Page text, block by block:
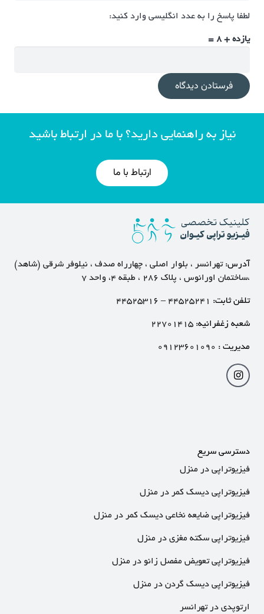
لطفا پاسخ را به عدد انگلیسی وارد کنید:
یازده + 8 =
فرستادن دیدگاه
نیاز به راهنمایی دارید؟ با ما در ارتباط باشید
ارتباط با ما
آدرس:تهرانسر ، بلوار اصلی ، چهارراه صدف ، نیلوفر شرقی (شاهد)
،ساختمان اورانوس ، پلاک ۲۸۶ ، طبقه ۴، واحد ۷
تلفن ثابت: ۴۴۵۲۵۲۴۱ – ۴۴۵۲۵۳۱۶
شعبه زغفرانیه: ۲۲۷۰۱۴۱۵
مدیریت : ۰۹۱۲۳۶۰۱۰۹۰
دسترسی سریع
فیزیوتراپی در منزل
فیزیوتراپی دیسک کمر در منزل
فیزیوتراپی ضایعه نخاعی دیسک کمر در منزل
فیزیوتراپی سکته مغزی در منزل
فیزیوتراپی تعویض مفصل زانو در منزل
فیزیوتراپی دیسک گردن در منزل
ارتوپدی در تهرانسر